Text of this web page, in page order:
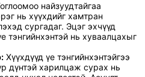
найзуудтайгаа
нь хүүхдийг хамтран
сургадаг. Эцэг эхчүүд
тэнгийнхэнтэй нь хуваалцахыг
Хүүхдүүд үе тэнгийнхэнтэйгээ
дүнтэй харилцаж сурах нь